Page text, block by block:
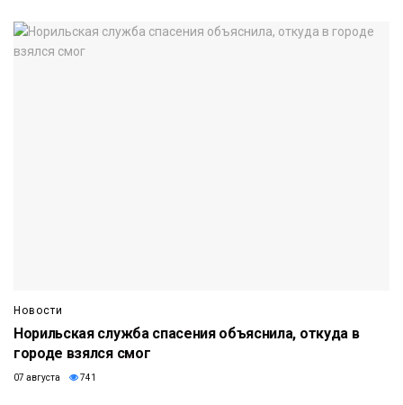
Новости
Норильская служба спасения объяснила, откуда в
городе взялся смог
07 августа 741